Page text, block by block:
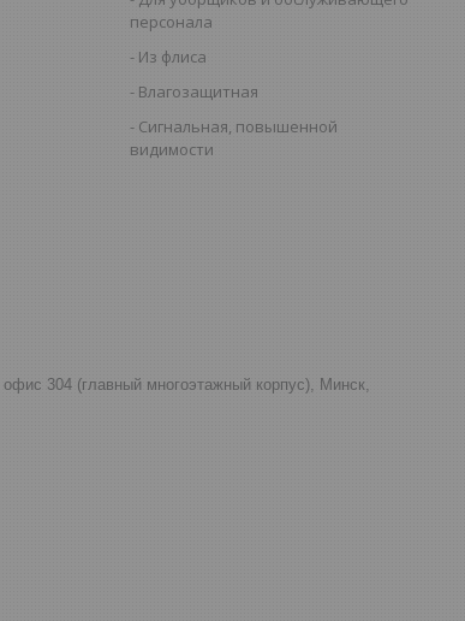
персонала
Из флиса
Влагозащитная
Сигнальная, повышенной
видимости
304 (главный многоэтажный корпус), Минск,